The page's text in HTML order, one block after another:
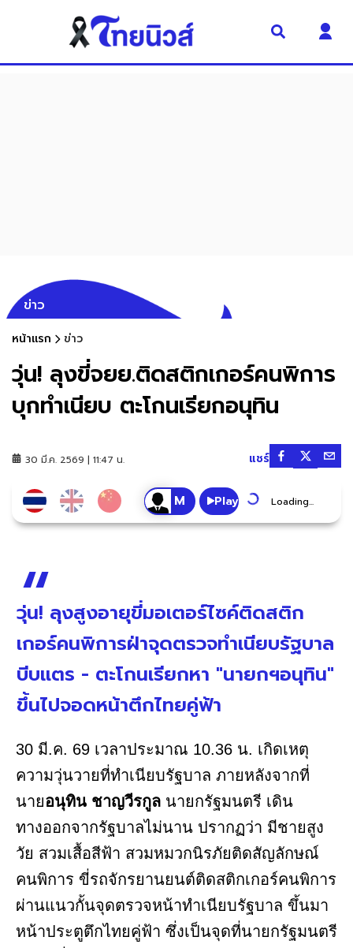
ข่าว
หน้าแรก ข่าว
วุ่น! ลุงขี่จยย.ติดสติกเกอร์คนพิการ
บุกทำเนียบ ตะโกนเรียกอนุทิน
30 มี.ค. 2569 | 11:47 น. แชร์
Play Loading...
วุ่น! ลุงสูงอายุขี่มอเตอร์ไซค์ติดสติก
เกอร์คนพิการฝ่าจุดตรวจทำเนียบรัฐบาล
บีบแตร - ตะโกนเรียกหา "นายกฯอนุทิน"
ขึ้นไปจอดหน้าตึกไทยคู่ฟ้า
30 มี.ค. 69 เวลาประมาณ 10.36 น. เกิดเหตุ
ความวุ่นวายที่ทำเนียบรัฐบาล ภายหลังจากที่
นายอนุทิน ชาญวีรกูล นายกรัฐมนตรี เดิน
ทางออกจากรัฐบาลไม่นาน ปรากฏว่า มีชายสูง
วัย สวมเสื้อสีฟ้า สวมหมวกนิรภัยติดสัญลักษณ์
คนพิการ ขี่รถจักรยานยนต์ติดสติกเกอร์คนพิการ
ผ่านแนวกั้นจุดตรวจหน้าทำเนียบรัฐบาล ขึ้นมา
หน้าประตูตึกไทยคู่ฟ้า ซึ่งเป็นจุดที่นายกรัฐมนตรี